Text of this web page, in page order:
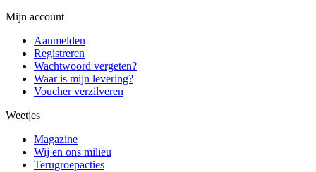
Mijn account
Aanmelden
Registreren
Wachtwoord vergeten?
Waar is mijn levering?
Voucher verzilveren
Weetjes
Magazine
Wij en ons milieu
Terugroepacties